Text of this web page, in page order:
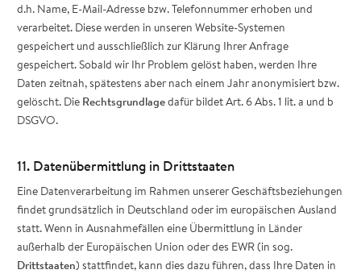
d.h. Name, E-Mail-Adresse bzw. Telefonnummer erhoben und
verarbeitet. Diese werden in unseren Website-Systemen
gespeichert und ausschließlich zur Klärung Ihrer Anfrage
gespeichert. Sobald wir Ihr Problem gelöst haben, werden Ihre
Daten zeitnah, spätestens aber nach einem Jahr anonymisiert bzw.
gelöscht. Die Rechtsgrundlagedafür bildet Art. 6 Abs. 1 lit. a und b
DSGVO.
11. Datenübermittlung in Drittstaaten
Eine Datenverarbeitung im Rahmen unserer Geschäftsbeziehungen
findet grundsätzlich in Deutschland oder im europäischen Ausland
statt. Wenn in Ausnahmefällen eine Übermittlung in Länder
außerhalb der Europäischen Union oder des EWR (in sog.
Drittstaaten) stattfindet, kann dies dazu führen, dass Ihre Daten in